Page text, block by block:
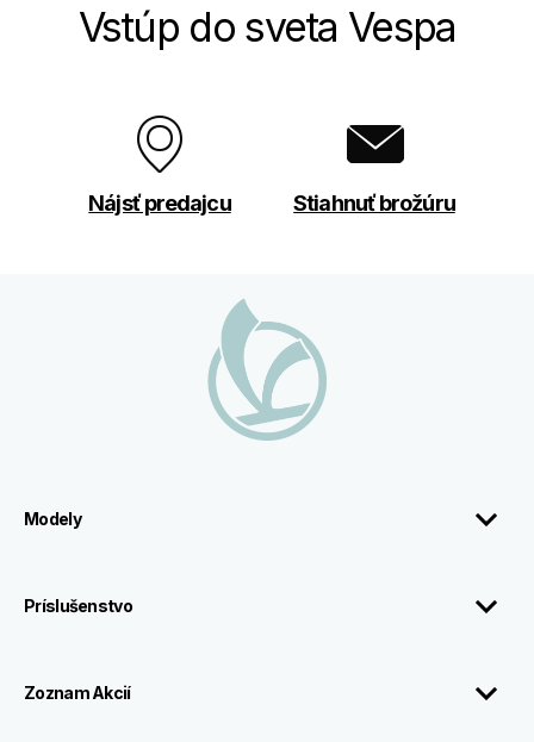
Vstúp do sveta Vespa
Nájsť predajcu Stiahnuť brožúru
Modely
Príslušenstvo
Zoznam Akcií